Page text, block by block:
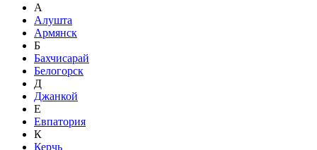
А
Алушта
Армянск
Б
Бахчисарай
Белогорск
Д
Джанкой
Е
Евпатория
К
Керчь